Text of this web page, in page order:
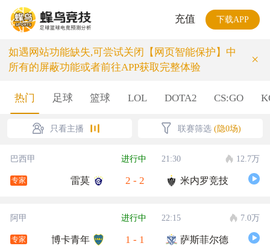
充值 下载APP
如遇网站功能缺失,可尝试关闭【网页智能保护】中
所有的屏蔽功能或者前往APP获取完整体验
×
热门 足球 篮球 LOL DOTA2 CS:GO
只看主播 联赛筛选 (隐0场)
巴西甲 进行中 21:30 12.7万
专家 雷莫 2 - 2 米内罗竞技
阿甲 进行中 22:15 7.0万
专家 博卡青年 1 - 1 萨斯菲尔德